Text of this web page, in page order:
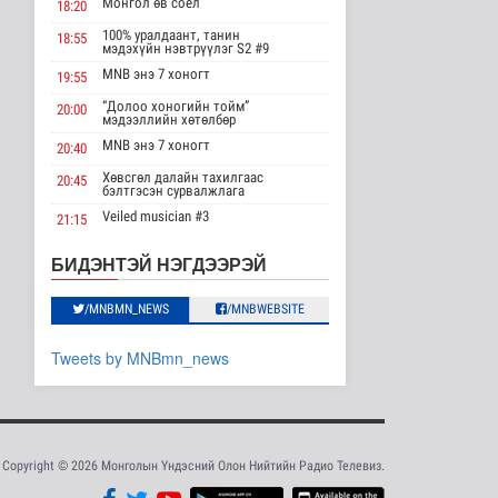
ын хүчин ча..
Улс төр
23 цаг 35 минутын өмнө
Газрын тосны
ашиглалтад орох..
Улс төр
2026-08-08 15:56
Улаанбаатарт шөнөдөө
21 хэм дулаан
Байгаль орчин
2026-08-08 15:01
Хүүхдийн эрүүл,
аюулгүй орчинд
суралцах нөхцөлий..
“COP Time”-ийн
өргөтгөсөн хуралдаан
18:20
18:55
100% уралдаант, танин
мэдэхүйн нэвтрүүлэг S2 #9
19:55
MNB энэ 7 хоногт
20:00
“Долоо хоногийн тойм”
мэдээллийн хөтөлбөр
20:40
MNB энэ 7 хоногт
20:45
Хөвсгөл далайн тахилгаас
бэлтгэсэн сурвалжлага
21:15
Veiled musician #3
23:35
“Гэрэлтэй цонх” үдшийн
хөтөлбөр
БИДЭНТЭЙ НЭГДЭЭРЭЙ
/MNBMN_NEWS /MNBWEBSITE
Tweets by MNBmn_news
Copyright © 2026 Монголын Үндэсний Олон Нийтийн Радио Телевиз.